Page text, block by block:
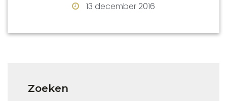
13 december 2016
Zoeken